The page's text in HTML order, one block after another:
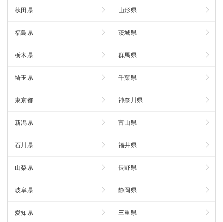
秋田県 山形県
福島県 茨城県
栃木県 群馬県
埼玉県 千葉県
東京都 神奈川県
新潟県 富山県
石川県 福井県
山梨県 長野県
岐阜県 静岡県
愛知県 三重県